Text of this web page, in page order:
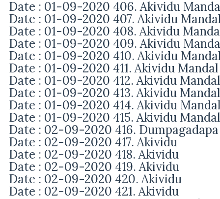
Date : 01-09-2020 406. Akividu
Date : 01-09-2020 407. Akividu
Date : 01-09-2020 408. Akividu
Date : 01-09-2020 409. Akividu
Date : 01-09-2020 410. Akividu
Date : 01-09-2020 411. Akividu
Date : 01-09-2020 412. Akividu
Date : 01-09-2020 413. Akividu
Date : 01-09-2020 414. Akividu
Date : 01-09-2020 415. Akividu
Date : 02-09-2020 416. Dumpagadapa
Date : 02-09-2020 417. Akividu
Date : 02-09-2020 418. Akividu
Date : 02-09-2020 419. Akividu
Date : 02-09-2020 420. Akividu
Date : 02-09-2020 421. Akividu